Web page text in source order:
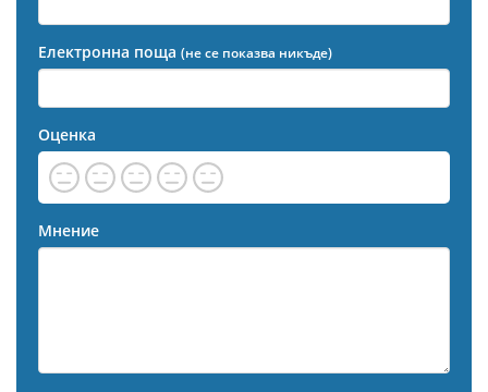
Електронна поща (не се показва никъде)
Оценка
Мнение